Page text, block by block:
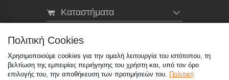
Καταστήματα
eMarket
800 117 7777 (μόνο από σταθερό, χωρίς χρέωση)
Πολιτική Cookies
Χρησιμοποιούμε cookies για την ομαλή λειτουργία του ιστότοπου, τη
βελτίωση της εμπειρίας περιήγησης του χρήστη και, υπό τον όρο
επιλογής του, την αποθήκευση των προτιμήσεών του. Πολιτική